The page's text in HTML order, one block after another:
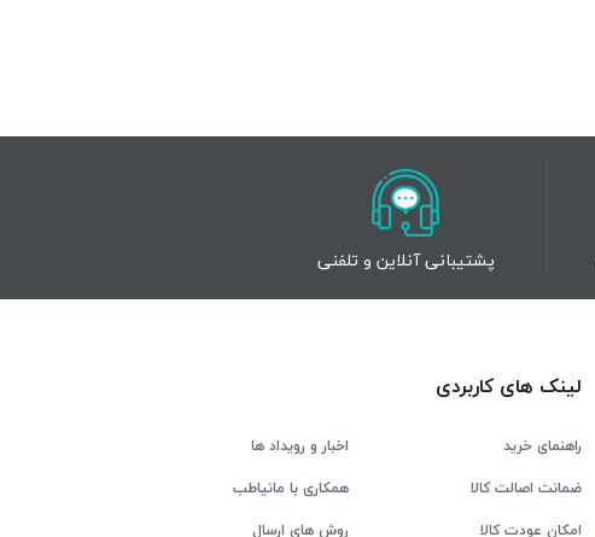
پشتیبانی آنلاین و تلفنی
لینک های کاربردی
راهنمای خرید
اخبار و رویداد ها
ضمانت اصالت کالا
همکاری با مانیاطب
امکان عودت کالا
روش های ارسال